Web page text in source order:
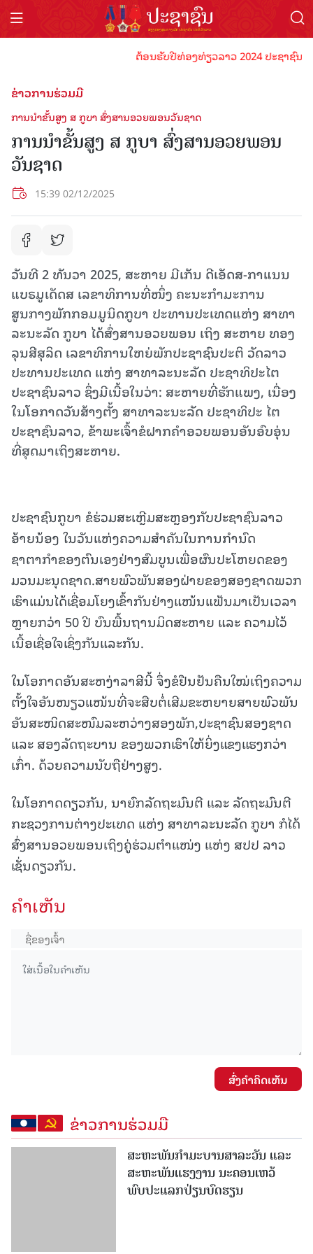
ຕ້ອນຮັບປີທ່ອງທ່ຽວລາວ 2024 ປະຊາຊົນ
ຂ່າວການຮ່ວມມື
ການນຳຂັ້ນສູງ ສ ກູບາ ສົ່ງສານອວຍພອນວັນຊາດ
ການນຳຂັ້ນສູງ ສ ກູບາ ສົ່ງສານອວຍພອນ
ວັນຊາດ
15:39 02/12/2025
ວັນທີ 2 ທັນວາ 2025, ສະຫາຍ ມີເກັນ ດີເອັດສ-ກາແນນ
ແບຣມູເດັດສ ເລຂາທິການທີ່ໜຶ່ງ ຄະນະກຳມະການ
ສູນກາງພັກກອມມູນິດກູບາ ປະທານປະເທດແຫ່ງ ສາທາ
ລະນະລັດ ກູບາ ໄດ້ສົ່ງສານອວຍພອນ ເຖິງ ສະຫາຍ ທອງ
ລຸນສີສຸລິດ ເລຂາທິການໃຫຍ່ພັກປະຊາຊົນປະຕິ ວັດລາວ
ປະທານປະເທດ ແຫ່ງ ສາທາລະນະລັດ ປະຊາທິປະໄຕ
ປະຊາຊົນລາວ ຊຶ່ງມີເນື້ອໃນວ່າ: ສະຫາຍທີ່ຮັກແພງ, ເນື່ອງ
ໃນໂອກາດວັນສ້າງຕັ້ງ ສາທາລະນະລັດ ປະຊາທິປະ ໄຕ
ປະຊາຊົນລາວ, ຂ້າພະເຈົ້າຂໍຝາກຄຳອວຍພອນອັນອົບອຸ່ນ
ທີ່ສຸດມາເຖິງສະຫາຍ.
ປະຊາຊົນກູບາ ຂໍຮ່ວມສະເຫຼີມສະຫຼອງກັບປະຊາຊົນລາວ
ອ້າຍນ້ອງ ໃນວັນແຫ່ງຄວາມສໍາຄັນໃນການກໍານົດ
ຊາຕາກຳຂອງຕົນເອງຢ່າງສົມບູນເພື່ອຜົນປະໂຫຍດຂອງ
ມວນມະນຸດຊາດ.ສາຍພົວພັນສອງຝ່າຍຂອງສອງຊາດພວກ
ເຮົາແມ່ນໄດ້ເຊື່ອມໂຍງເຂົ້າກັນຢ່າງແໜ້ນແຟ້ນມາເປັນເວລາ
ຫຼາຍກວ່າ 50 ປີ ບົນພື້ນຖານມິດສະຫາຍ ແລະ ຄວາມໄວ້
ເນື້ອເຊື່ອໃຈເຊິ່ງກັນແລະກັນ.
ໃນໂອກາດອັນສະຫງ່າລາສີນີ້ ຈຶ່ງຂໍຢືນຢັນຄືນໃໝ່ເຖິງຄວາມ
ຕັ້ງໃຈອັນໜຽວແໜ້ນທີ່ຈະສືບຕໍ່ເສີມຂະຫຍາຍສາຍພົວພັນ
ອັນສະໜິດສະໜົມລະຫວ່າງສອງພັກ,ປະຊາຊົນສອງຊາດ
ແລະ ສອງລັດຖະບານ ຂອງພວກເຮົາໃຫ້ຍິ່ງແຂງແຮງກວ່າ
ເກົ່າ. ດ້ວຍຄວາມນັບຖືຢ່າງສູງ.
ໃນໂອກາດດຽວກັນ, ນາຍົກລັດຖະມົນຕີ ແລະ ລັດຖະມົນຕີ
ກະຊວງການຕ່າງປະເທດ ແຫ່ງ ສາທາລະນະລັດ ກູບາ ກໍໄດ້
ສົ່ງສານອວຍພອນເຖິງຄູ່ຮ່ວມຕຳແໜ່ງ ແຫ່ງ ສປປ ລາວ
ເຊັ່ນດຽວກັນ.
ຄໍາເຫັນ
ສົ່ງຄໍາຄິດເຫັນ
ຂ່າວການຮ່ວມມື
ສະຫະພັນກໍາມະບານສາລະວັນ ແລະ
ສະຫະພັນແຮງງານ ນະຄອນເຫວ້
ພົບປະແລກປ່ຽນບົດຮຽນ